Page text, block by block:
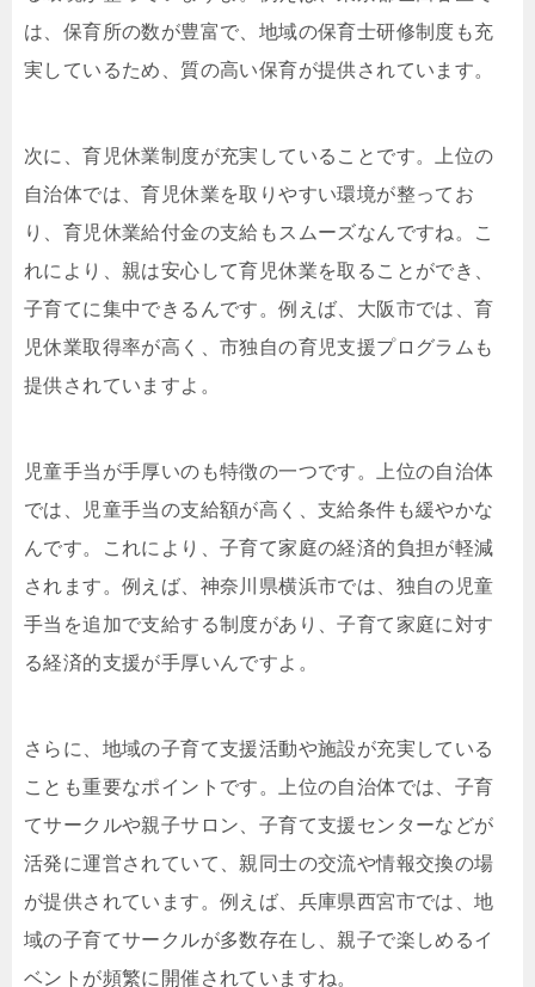
は、保育所の数が豊富で、地域の保育士研修制度も充
実しているため、質の高い保育が提供されています。
次に、育児休業制度が充実していることです。上位の
自治体では、育児休業を取りやすい環境が整ってお
り、育児休業給付金の支給もスムーズなんですね。こ
れにより、親は安心して育児休業を取ることができ、
子育てに集中できるんです。例えば、大阪市では、育
児休業取得率が高く、市独自の育児支援プログラムも
提供されていますよ。
児童手当が手厚いのも特徴の一つです。上位の自治体
では、児童手当の支給額が高く、支給条件も緩やかな
んです。これにより、子育て家庭の経済的負担が軽減
されます。例えば、神奈川県横浜市では、独自の児童
手当を追加で支給する制度があり、子育て家庭に対す
る経済的支援が手厚いんですよ。
さらに、地域の子育て支援活動や施設が充実している
ことも重要なポイントです。上位の自治体では、子育
てサークルや親子サロン、子育て支援センターなどが
活発に運営されていて、親同士の交流や情報交換の場
が提供されています。例えば、兵庫県西宮市では、地
域の子育てサークルが多数存在し、親子で楽しめるイ
ベントが頻繁に開催されていますね。